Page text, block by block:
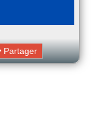
Partager